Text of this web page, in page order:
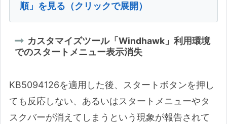
順」を見る（クリックで展開）
カスタマイズツール「Windhawk」利用環境
でのスタートメニュー表示消失
KB5094126を適用した後、スタートボタンを押し
ても反応しない、あるいはスタートメニューやタ
スクバーが消えてしまうという現象が報告されて